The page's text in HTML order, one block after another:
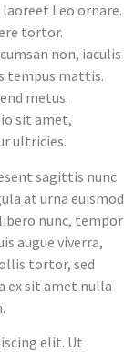
Leo ornare.
tortor.
non, iaculis
tempus mattis.
metus.
sit amet,
ultricies.
sagittis nunc
at urna euismod
nunc, tempor
augue viverra,
tortor, sed
ex sit amet nulla
elit. Ut